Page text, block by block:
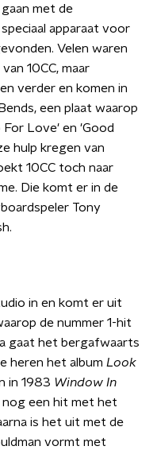
met de
apparaat voor
Velen waren
10CC, maar
verder en komen in
een plaat waarop
For Love' en 'Good
hulp kregen van
10CC toch naar
Die komt er in de
Tony
in en komt er uit
de nummer 1-hit
gaat het bergafwaarts
heren het album Look
in 1983 Window In
nog een hit met het
is het uit met de
vormt met